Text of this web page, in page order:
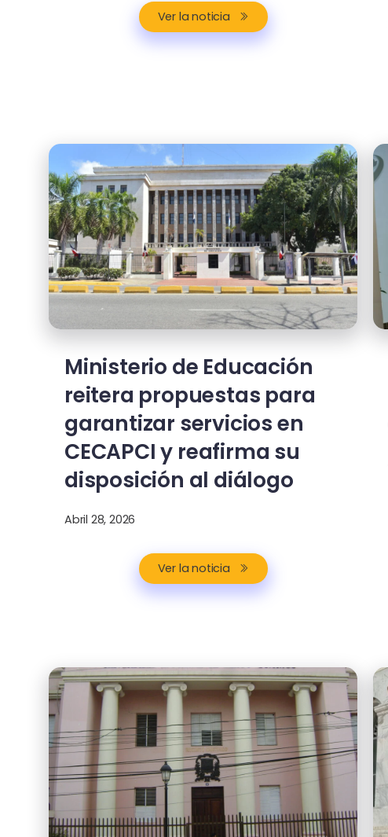
Ver la noticia
Ministerio de Educación
reitera propuestas para
garantizar servicios en
CECAPCI y reafirma su
disposición al diálogo
Abril 28, 2026
Ver la noticia